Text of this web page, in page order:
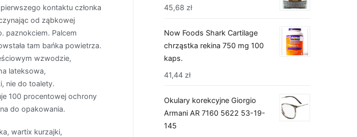
kontaktu członka
od ząbkowej
paznokciem. Palcem
tam bańka powietrza.
wzwodzie,
lateksowa,
nie do toalety.
100 procentowej ochrony
do opakowania.
wartix kurzajki,
45,68 zł
Now Foods Shark Cartilage
chrząstka rekina 750 mg 100
kaps.
41,44 zł
Okulary korekcyjne Giorgio
Armani AR 7160 5622 53-19-
145